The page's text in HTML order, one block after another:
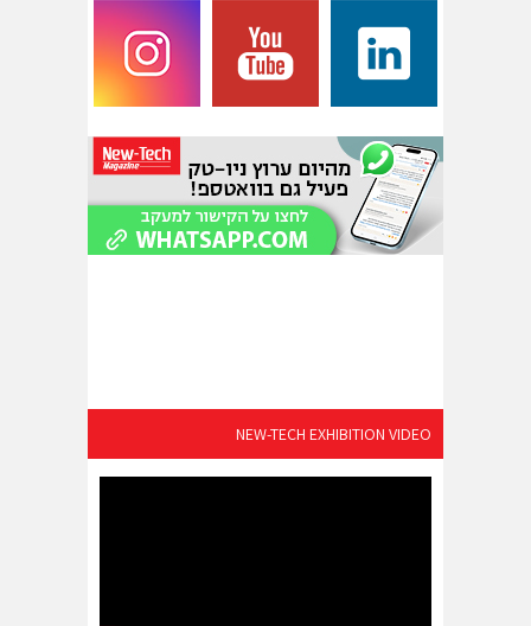
NEW-TECH EXHIBITION VIDEO